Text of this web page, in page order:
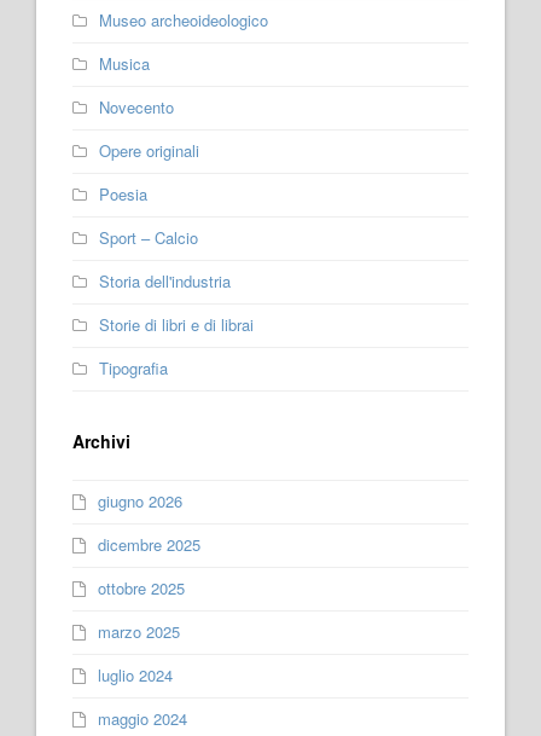
Museo archeoideologico
Musica
Novecento
Opere originali
Poesia
Sport – Calcio
Storia dell'industria
Storie di libri e di librai
Tipografia
Archivi
giugno 2026
dicembre 2025
ottobre 2025
marzo 2025
luglio 2024
maggio 2024